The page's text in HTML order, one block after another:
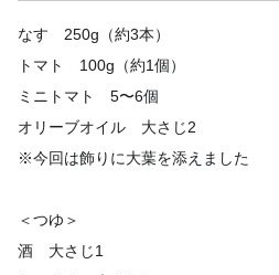
なす 250g（約3本）
トマト 100g（約1個）
ミニトマト 5〜6個
オリーブオイル 大さじ2
※今回は飾りに大葉を添えました
＜つゆ＞
酒 大さじ1